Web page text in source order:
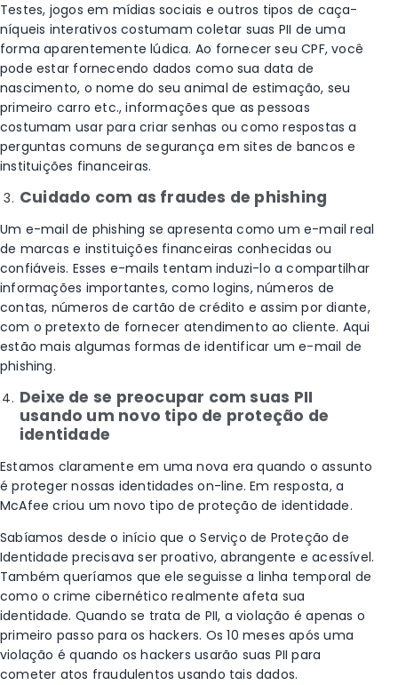
Testes, jogos em mídias sociais e outros tipos de caça-
níqueis interativos costumam coletar suas PII de uma
forma aparentemente lúdica. Ao fornecer seu CPF, você
pode estar fornecendo dados como sua data de
nascimento, o nome do seu animal de estimação, seu
primeiro carro etc., informações que as pessoas
costumam usar para criar senhas ou como respostas a
perguntas comuns de segurança em sites de bancos e
instituições financeiras.
Cuidado com as fraudes de phishing
Um e-mail de phishing se apresenta como um e-mail real
de marcas e instituições financeiras conhecidas ou
confiáveis. Esses e-mails tentam induzi-lo a compartilhar
informações importantes, como logins, números de
contas, números de cartão de crédito e assim por diante,
com o pretexto de fornecer atendimento ao cliente. Aqui
estão mais algumas formas de identificar um e-mail de
phishing.
Deixe de se preocupar com suas PII
usando um novo tipo de proteção de
identidade
Estamos claramente em uma nova era quando o assunto
é proteger nossas identidades on-line. Em resposta, a
McAfee criou um novo tipo de proteção de identidade.
Sabíamos desde o início que o Serviço de Proteção de
Identidade precisava ser proativo, abrangente e acessível.
Também queríamos que ele seguisse a linha temporal de
como o crime cibernético realmente afeta sua
identidade. Quando se trata de PII, a violação é apenas o
primeiro passo para os hackers. Os 10 meses após uma
violação é quando os hackers usarão suas PII para
cometer atos fraudulentos usando tais dados.